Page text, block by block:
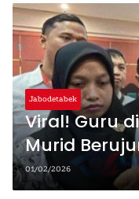
Jabodetabek
Viral! Guru
Murid
Polisi,
01/02/2026